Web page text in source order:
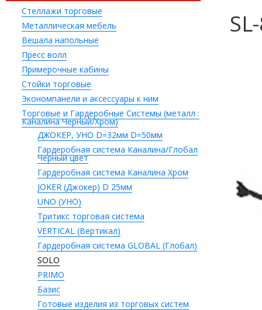
Стеллажи торговые
Металлическая мебель
Вешала напольные
Пресс волл
Примерочные кабины
Стойки торговые
Экономпанели и аксессуары к ним
Торговые и Гардеробные Системы (металл :
Каналина Черный/Хром)
ДЖОКЕР, УНО D=32мм D=50мм
Гардеробная система Каналина/Глобал
Черный цвет
Гардеробная система Каналина Хром
JOKER (Джокер) D 25мм
UNO (УНО)
Тритикс торговая система
VERTICAL (Вертикал)
Гардеробная система GLOBAL (Глобал)
SOLO
PRIMO
Базис
Готовые изделия из торговых систем